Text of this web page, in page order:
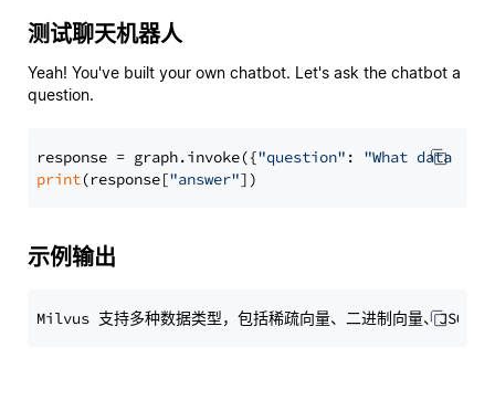
测试聊天机器人
Yeah! You've built your own chatbot. Let's ask the chatbot a
question.
response = graph.invoke({"question" : "What data
print(response["answer"
示例输出